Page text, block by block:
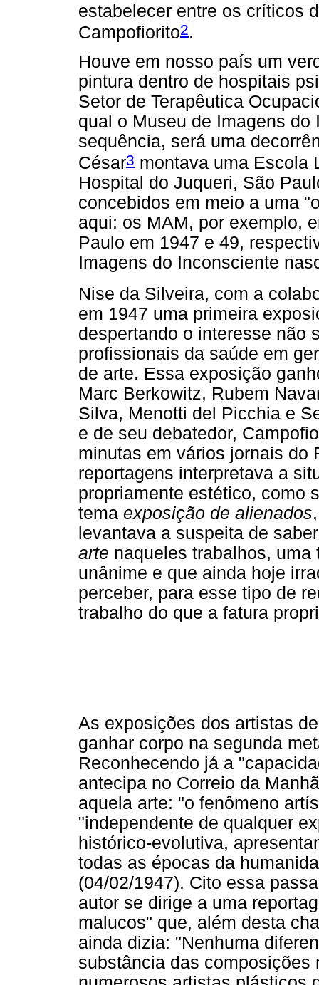
estabelecer entre os críticos
Campofiorito2.
Houve em nosso país um
pintura dentro de hospitais
Setor de Terapêutica
qual o Museu de Imagens
sequência, será uma
César3 montava uma Escola
Hospital do Juqueri, São
concebidos em meio a uma
aqui: os MAM, por exemplo,
Paulo em 1947 e 49,
Imagens do Inconsciente
Nise da Silveira, com a
em 1947 uma primeira
despertando o interesse não
profissionais da saúde em
de arte. Essa exposição
Marc Berkowitz, Rubem
Silva, Menotti del Picchia e
e de seu debatedor,
minutas em vários jornais do
reportagens interpretava a
propriamente estético, como
tema exposição de alienados
levantava a suspeita de
arte naqueles trabalhos,
unânime e que ainda hoje
perceber, para esse tipo de
trabalho do que a fatura
As exposições dos artistas
ganhar corpo na segunda
Reconhecendo já a
antecipa no Correio da
aquela arte: "o fenômeno
"independente de qualquer
histórico-evolutiva,
todas as épocas da
(04/02/1947). Cito essa
autor se dirige a uma
malucos" que, além desta
ainda dizia: "Nenhuma
substância das